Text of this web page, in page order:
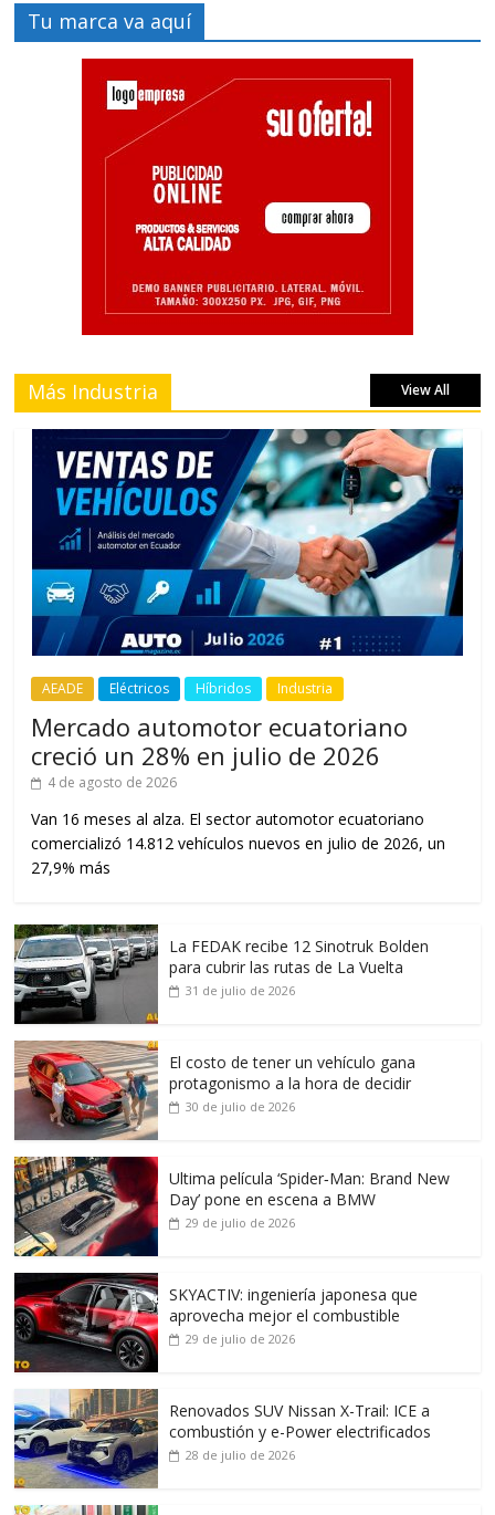
Tu marca va aquí
Más Industria View All
AEADE Eléctricos Híbridos Industria
Mercado automotor ecuatoriano
creció un 28% en julio de 2026
4 de agosto de 2026
Van 16 meses al alza. El sector automotor ecuatoriano
comercializó 14.812 vehículos nuevos en julio de 2026, un
27,9% más
La FEDAK recibe 12 Sinotruk Bolden
para cubrir las rutas de La Vuelta
31 de julio de 2026
El costo de tener un vehículo gana
protagonismo a la hora de decidir
30 de julio de 2026
Ultima película ‘Spider‑Man: Brand New
Day’ pone en escena a BMW
29 de julio de 2026
SKYACTIV: ingeniería japonesa que
aprovecha mejor el combustible
29 de julio de 2026
Renovados SUV Nissan X-Trail: ICE a
combustión y e-Power electrificados
28 de julio de 2026